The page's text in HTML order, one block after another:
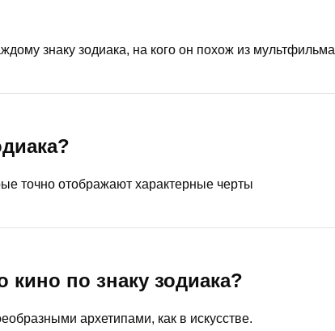
знаку зодиака, на кого он похож из мультфильма
точно отображают характерные черты
кино по знаку зодиака?
архетипами, как в искусстве.